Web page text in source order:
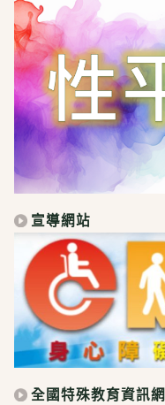
宣導網站
全國特殊教育資訊網